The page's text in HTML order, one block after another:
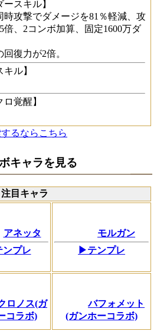
ースキル】
時攻撃でダメージを81％軽減、攻
倍、2コンボ加算、固定1600万ダ
回復力が2倍。
キル】
ロ覚醒】
るならこちら
キャラを見る
注目キャラ
アネッタ
プレ
モルガン
▶テンプレ
ロノス(ガ
コラボ)
バフォメット
(ガンホーコラボ)